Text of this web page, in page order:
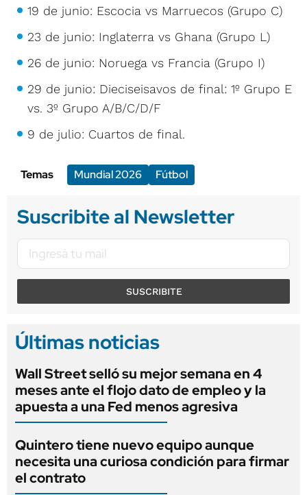
19 de junio: Escocia vs Marruecos (Grupo C)
23 de junio: Inglaterra vs Ghana (Grupo L)
26 de junio: Noruega vs Francia (Grupo I)
29 de junio: Dieciseisavos de final: 1º Grupo E
vs. 3º Grupo A/B/C/D/F
9 de julio: Cuartos de final.
Temas Mundial 2026 Fútbol
Suscribite al Newsletter
SUSCRIBITE
Últimas noticias
Wall Street selló su mejor semana en 4
meses ante el flojo dato de empleo y la
apuesta a una Fed menos agresiva
Quintero tiene nuevo equipo aunque
necesita una curiosa condición para firmar
el contrato